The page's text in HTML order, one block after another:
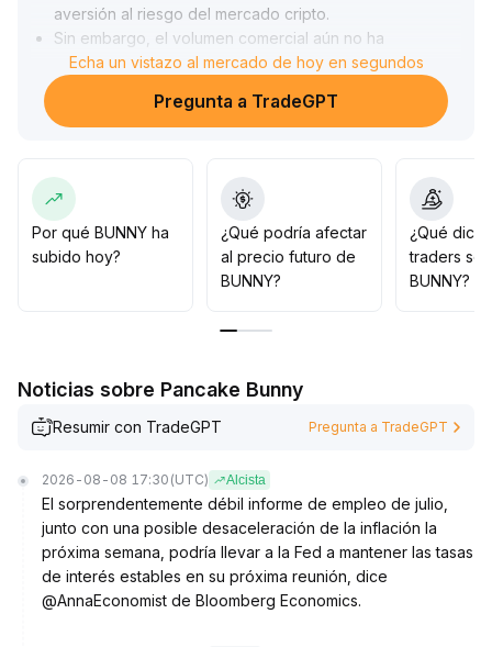
aversión al riesgo del mercado cripto.
Sin embargo, el volumen comercial aún no ha
aumentado significativamente y la resistencia se
concentra por encima del rango medio (consultar los
niveles de resistencia).
inferior del rango, con stop loss estricto por debajo del
último mínimo
Si hay una ruptura con aumento de volumen, tomar
ganancias por tramos
A mediano y largo plazo, prestar atención al flujo de
para ajustar posiciones de manera flexible y controlar
Echa un vistazo al mercado de hoy en segundos
Pregunta a TradeGPT
Por qué BUNNY ha
subido hoy?
¿Qué podría afectar
al precio futuro de
BUNNY?
¿Qué
traders
BUNNY?
Noticias sobre Pancake Bunny
Resumir con TradeGPT Pregunta a TradeGPT
2026-08-08 17:30 (UTC) Alcista
El sorprendentemente débil informe de empleo de julio,
junto con una posible desaceleración de la inflación la
próxima semana, podría llevar a la Fed a mantener las tasas
de interés estables en su próxima reunión, dice
@AnnaEconomist de Bloomberg Economics.